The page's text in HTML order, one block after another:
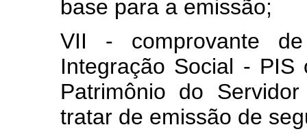
base para a emissão;
VII - comprovante
Integração Social -
Patrimônio do
tratar de emissão de